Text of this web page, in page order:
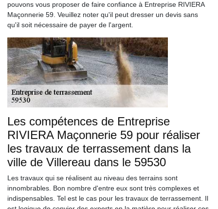
pouvons vous proposer de faire confiance à Entreprise RIVIERA
Maçonnerie 59. Veuillez noter qu'il peut dresser un devis sans
qu'il soit nécessaire de payer de l'argent.
Les compétences de Entreprise
RIVIERA Maçonnerie 59 pour réaliser
les travaux de terrassement dans la
ville de Villereau dans le 59530
Les travaux qui se réalisent au niveau des terrains sont
innombrables. Bon nombre d'entre eux sont très complexes et
indispensables. Tel est le cas pour les travaux de terrassement. Il